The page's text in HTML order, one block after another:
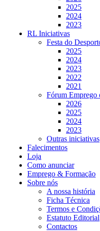
2025
2024
2023
RL Iniciativas
Festa do
2025
2024
2023
2022
2021
Fórum Emprego
2026
2025
2024
2023
Outras iniciativas
Falecimentos
Loja
Como anunciar
Emprego & Formação
Sobre nós
A nossa história
Ficha Técnica
Termos e
Estatuto Editorial
Contactos